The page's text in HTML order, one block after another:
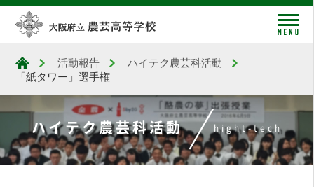
大阪府立農芸高等学校
活動報告
ハイテク農芸科活動
「紙タワー」選手権
ハイテク農芸科活動 hight-tech